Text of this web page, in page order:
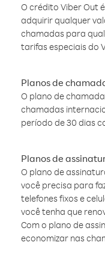
O crédito Viber Out
adquirir qualquer
chamadas para
tarifas especiais do
Planos de
O plano de
chamadas
período de 30 dias
Planos de
O plano de
você precisa para
telefones fixos e
você tenha que
Com o plano de
economizar nas